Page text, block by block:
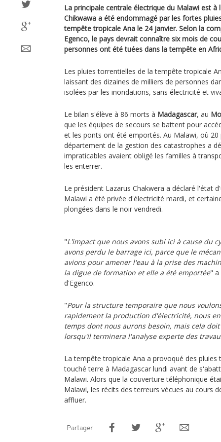
La principale centrale électrique du Malawi est
Chikwawa a été endommagé par les fortes
tempête tropicale Ana le 24 janvier. Selon la
Egenco, le pays devrait connaître six mois de
personnes ont été tuées dans la tempête en
Les pluies torrentielles de la tempête tropicale
laissant des dizaines de milliers de personnes
isolées par les inondations, sans électricité et
Le bilan s'élève à 86 morts à Madagascar, au
que les équipes de secours se battent pour
et les ponts ont été emportés. Au Malawi, où
département de la gestion des catastrophes a
impraticables avaient obligé les familles à
les enterrer.
Le président Lazarus Chakwera a déclaré l'état
Malawi a été privée d'électricité mardi, et
plongées dans le noir vendredi.
"L'impact que nous avons subi ici à cause du
avons perdu le barrage ici, parce que le
avions pour amener l'eau à la prise des
la digue de formation et elle a été emportée" a
d'Egenco.
"Pour la structure temporaire que nous
rapidement la production d'électricité, nous
temps dont nous aurons besoin, mais cela
lorsqu'il terminera l'analyse experte des
La tempête tropicale Ana a provoqué des pluies
touché terre à Madagascar lundi avant de
Malawi. Alors que la couverture téléphonique
Malawi, les récits des terreurs vécues au cours
affluer.
Partager